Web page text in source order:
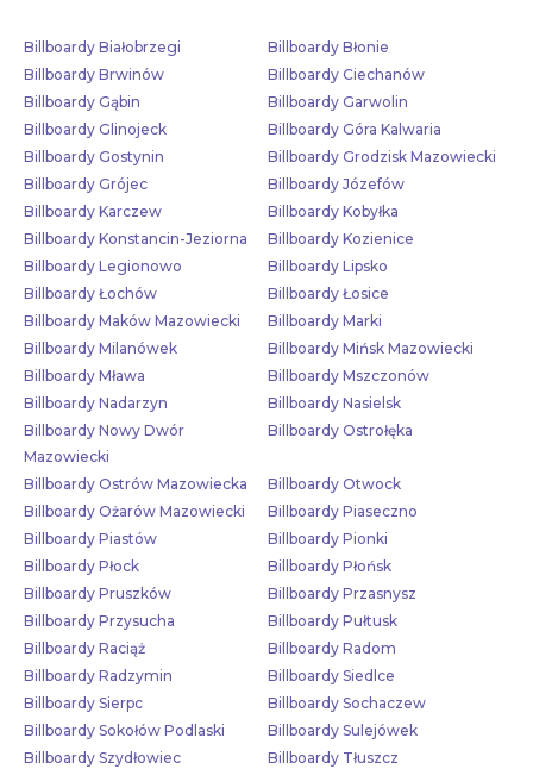
Billboardy Białobrzegi
Billboardy Błonie
Billboardy Brwinów
Billboardy Ciechanów
Billboardy Gąbin
Billboardy Garwolin
Billboardy Glinojeck
Billboardy Góra Kalwaria
Billboardy Gostynin
Billboardy Grodzisk Mazowiecki
Billboardy Grójec
Billboardy Józefów
Billboardy Karczew
Billboardy Kobyłka
Billboardy Konstancin-Jeziorna
Billboardy Kozienice
Billboardy Legionowo
Billboardy Lipsko
Billboardy Łochów
Billboardy Łosice
Billboardy Maków Mazowiecki
Billboardy Marki
Billboardy Milanówek
Billboardy Mińsk Mazowiecki
Billboardy Mława
Billboardy Mszczonów
Billboardy Nadarzyn
Billboardy Nasielsk
Billboardy Nowy Dwór
Mazowiecki
Billboardy Ostrołęka
Billboardy Ostrów Mazowiecka
Billboardy Otwock
Billboardy Ożarów Mazowiecki
Billboardy Piaseczno
Billboardy Piastów
Billboardy Pionki
Billboardy Płock
Billboardy Płońsk
Billboardy Pruszków
Billboardy Przasnysz
Billboardy Przysucha
Billboardy Pułtusk
Billboardy Raciąż
Billboardy Radom
Billboardy Radzymin
Billboardy Siedlce
Billboardy Sierpc
Billboardy Sochaczew
Billboardy Sokołów Podlaski
Billboardy Sulejówek
Billboardy Szydłowiec
Billboardy Tłuszcz